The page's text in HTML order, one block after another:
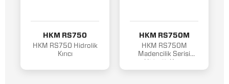
HKM RS750
HKM RS750 Hidrolik
Kırıcı
HKM RS750M
HKM RS750M
Madencilik Serisi